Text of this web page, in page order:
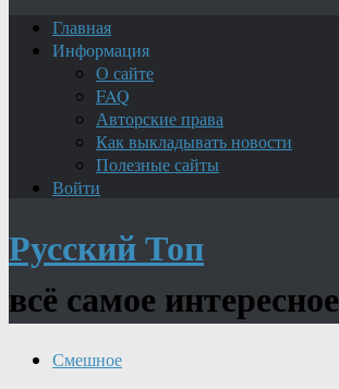
Главная
Информация
О сайте
FAQ
Авторские права
Как выкладывать новости
Полезные сайты
Войти
Русский Топ
всё самое интересное
Смешное